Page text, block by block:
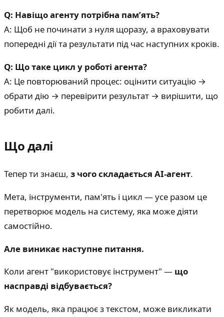
Q: Навіщо агенту потрібна пам’ять?
A: Щоб не починати з нуля щоразу, а враховувати
попередні дії та результати під час наступних кроків.
Q: Що таке цикл у роботі агента?
A: Це повторюваний процес: оцінити ситуацію →
обрати дію → перевірити результат → вирішити, що
робити далі.
Що далі
Тепер ти знаєш, з чого складається AI-агент.
Мета, інструменти, пам'ять і цикл — усе разом це
перетворює модель на систему, яка може діяти
самостійно.
Але виникає наступне питання.
Коли агент "використовує інструмент" — що
насправді відбувається?
Як модель, яка працює з текстом, може викликати